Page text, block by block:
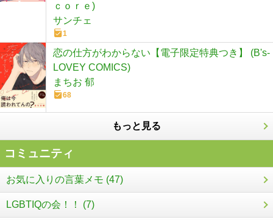
ｃｏｒｅ)
サンチェ
1
恋の仕方がわからない【電子限定特典つき】 (B's-
LOVEY COMICS)
まちお 郁
68
もっと見る
コミュニティ
お気に入りの言葉メモ (47)
LGBTIQの会！！ (7)